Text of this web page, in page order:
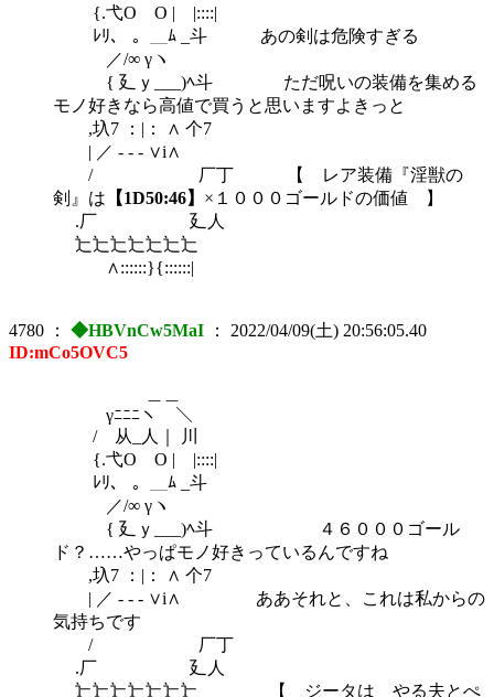
{.弋O O | |::::|
ﾚﾘ、 。＿ﾑ _斗 あの剣は危険すぎる
／/∞ γヽ
{ 廴ｙ___)ﾍ斗 ただ呪いの装備を集める
モノ好きなら高値で買うと思いますよきっと
,圦7 ：|： ∧ 个7
| ／ ‐ ‐ ‐ ∨i∧
/ 厂丁 【 レア装備『淫獣の
剣』は 【1D50:46】 ×１０００ゴールドの価値 】
.厂 廴人
辷辷辷辷辷辷辷ゝ
∧::::::}{::::::|
4780 ： ◆HBVnCw5MaI ： 2022/04/09(土) 20:56:05.40
ID:mCo5OVC5
γﾆﾆﾆヽ ＼
/ 从_人｜ 川
{.弋O O | |::::|
ﾚﾘ、 。＿ﾑ _斗
／/∞ γヽ
{ 廴ｙ___)ﾍ斗 ４６０００ゴール
ド？……やっぱモノ好きっているんですね
,圦7 ：|： ∧ 个7
| ／ ‐ ‐ ‐ ∨i∧ ああそれと、これは私からの
気持ちです
/ 厂丁
.厂 廴人
辷辷辷辷辷辷辷ゝ 【 ジータは やる夫とぺ